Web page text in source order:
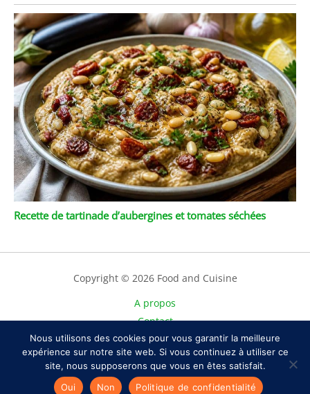
Recette de tartinade d’aubergines et tomates séchées
Copyright © 2026 Food and Cuisine
A propos
Contact
Plan du site
Mentions légales
Politique de confidentialité
Nous utilisons des cookies pour vous garantir la meilleure
expérience sur notre site web. Si vous continuez à utiliser ce
site, nous supposerons que vous en êtes satisfait.
Oui
Non Politique de confidentialité